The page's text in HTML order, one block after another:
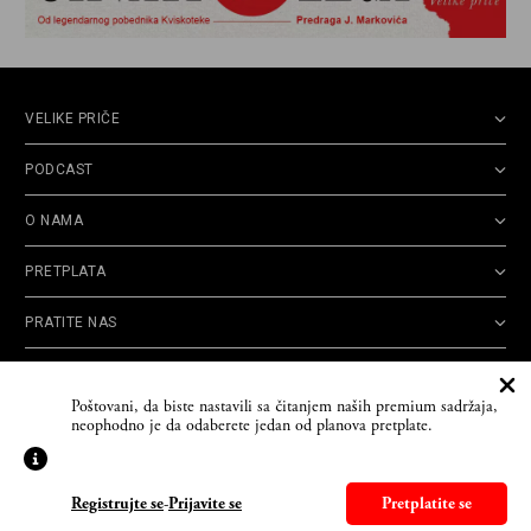
Poštovani, da biste nastavili sa čitanjem naših premium sadržaja,
neophodno je da odaberete jedan od planova pretplate.
Registrujte se-Prijavite se Pretplatite se
VELIKE PRIČE
PODCAST
O NAMA
PRETPLATA
PRATITE NAS
privatnosti
korišćenja
reklamacija
Policy
© 2026Velike priče- TCT News and Entertainment - Sva prava zadržana. Developed